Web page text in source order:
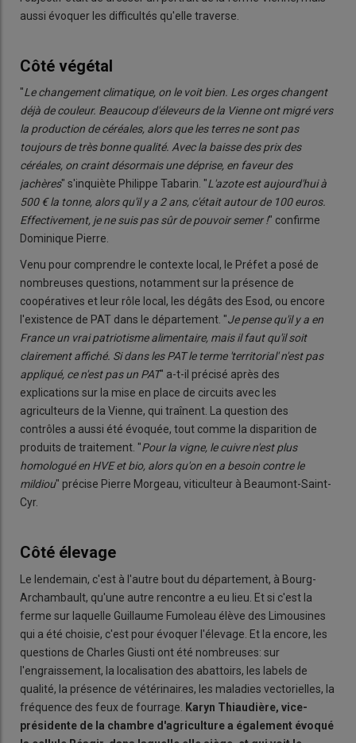
aussi évoquer les difficultés qu'elle traverse.
Côté végétal
"Le changement climatique, on le voit bien. Les orges changent
déjà de couleur. Beaucoup d'éleveurs de la Vienne ont migré vers
la production de céréales, alors que les terres ne sont pas
toujours de très bonne qualité. Avec la baisse des prix des
céréales, on craint désormais une déprise, en faveur des
jachères" s'inquiète Philippe Tabarin. "L'azote est aujourd'hui à
500 € la tonne, alors qu'il y a 2 ans, c'était autour de 100 euros.
Effectivement, je ne suis pas sûr de pouvoir semer !" confirme
Dominique Pierre.
Venu pour comprendre le contexte local, le Préfet a posé de
nombreuses questions, notamment sur la présence de
coopératives et leur rôle local, les dégâts des Esod, ou encore
l'existence de PAT dans le département. "Je pense qu'il y a en
France un vrai patriotisme alimentaire, mais il faut qu'il soit
clairement affiché. Si dans les PAT le terme 'territorial' n'est pas
appliqué, ce n'est pas un PAT" a-t-il précisé après des
explications sur la mise en place de circuits avec les
agriculteurs de la Vienne, qui traînent. La question des
contrôles a aussi été évoquée, tout comme la disparition de
produits de traitement. "Pour la vigne, le cuivre n'est plus
homologué en HVE et bio, alors qu'on en a besoin contre le
mildiou" précise Pierre Morgeau, viticulteur à Beaumont-Saint-
Cyr.
Côté élevage
Le lendemain, c'est à l'autre bout du département, à Bourg-
Archambault, qu'une autre rencontre a eu lieu. Et si c'est la
ferme sur laquelle Guillaume Fumoleau élève des Limousines
qui a été choisie, c'est pour évoquer l'élevage. Et la encore, les
questions de Charles Giusti ont été nombreuses: sur
l'engraissement, la localisation des abattoirs, les labels de
qualité, la présence de vétérinaires, les maladies vectorielles, la
fréquence des feux de fourrage.
Karyn Thiaudière, vice-
présidente de la chambre d'agriculture a également évoqué